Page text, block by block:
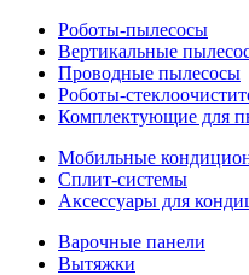
Роботы-пылесосы
Вертикальные
Проводные пылесосы
Роботы-
Комплектующие для
Мобильные
Сплит-системы
Аксессуары для
Варочные панели
Вытяжки